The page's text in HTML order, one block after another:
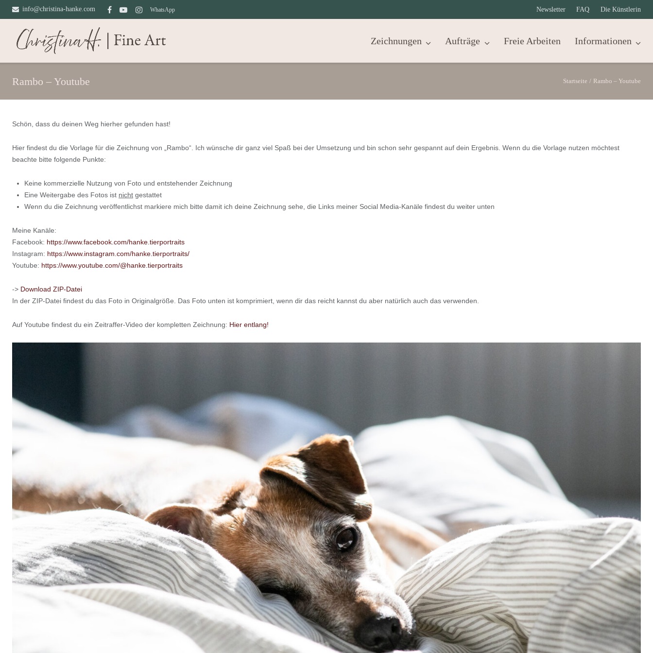
Direkt
info@christina-hanke.com WhatsApp Newsletter FAQ Die Künstlerin
Zeichnungen Aufträge Freie Arbeiten Informationen
Rambo – Youtube Startseite / Rambo – Youtube
Schön, dass du deinen Weg hierher gefunden hast!
Hier findest du die Vorlage für die Zeichnung von „Rambo“. Ich wünsche dir ganz viel Spaß bei der Umsetzung und bin schon sehr gespannt auf dein Ergebnis. Wenn du die Vorlage nutzen möchtest
beachte bitte folgende Punkte:
Keine kommerzielle Nutzung von Foto und entstehender Zeichnung
Eine Weitergabe des Fotos ist nichtgestattet
Wenn du die Zeichnung veröffentlichst markiere mich bitte damit ich deine Zeichnung sehe, die Links meiner Social Media-Kanäle findest du weiter unten
Meine Kanäle:
Facebook: https://www.facebook.com/hanke.tierportraits
Instagram: https://www.instagram.com/hanke.tierportraits/
Youtube: https://www.youtube.com/@hanke.tierportraits
-> Download ZIP-Datei
In der ZIP-Datei findest du das Foto in Originalgröße. Das Foto unten ist komprimiert, wenn dir das reicht kannst du aber natürlich auch das verwenden.
Auf Youtube findest du ein Zeitraffer-Video der kompletten Zeichnung: Hier entlang!